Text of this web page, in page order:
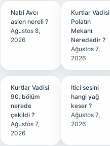
Nabi Avcı
aslen nereli ?
Ağustos 8,
2026
Kurtlar Vadisi
Polatın
Mekanı
Nerededir ?
Ağustos 7,
2026
Kurtlar Vadisi
90. bölüm
nerede
çekildi ?
Ağustos 7,
2026
Itici sesini
hangi yağ
keser ?
Ağustos 7,
2026